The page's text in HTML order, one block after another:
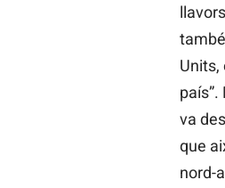
Units,
va
que
nord-